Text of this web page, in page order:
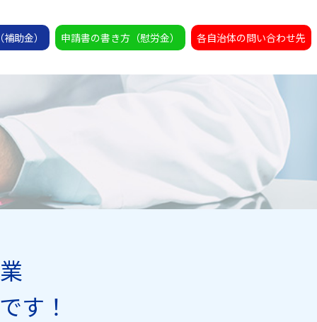
助金） 申請書の書き方（慰労金） 各自治体の問い合わせ先
す！